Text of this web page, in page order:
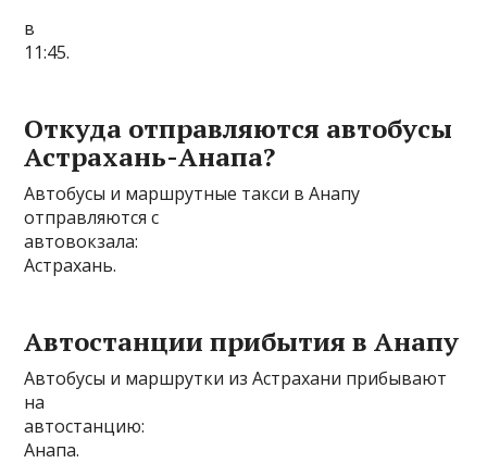
в
11:45.
Откуда отправляются автобусы
Астрахань-Анапа?
Автобусы и маршрутные такси в Анапу
отправляются с
автовокзала:
Астрахань.
Автостанции прибытия в Анапу
Автобусы и маршрутки из Астрахани прибывают
на
автостанцию:
Анапа.